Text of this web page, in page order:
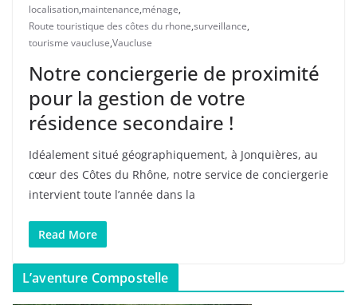
localisation,maintenance,ménage,
Route touristique des côtes du rhone,surveillance,
tourisme vaucluse,Vaucluse
Notre conciergerie de proximité
pour la gestion de votre
résidence secondaire !
Idéalement situé géographiquement, à Jonquières, au
cœur des Côtes du Rhône, notre service de conciergerie
intervient toute l’année dans la
Read More
L’aventure Compostelle